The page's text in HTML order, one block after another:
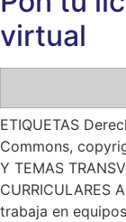
virtual
ETIQUETAS
Commons,
Y TEMAS
CURRICULARES
trabaja en